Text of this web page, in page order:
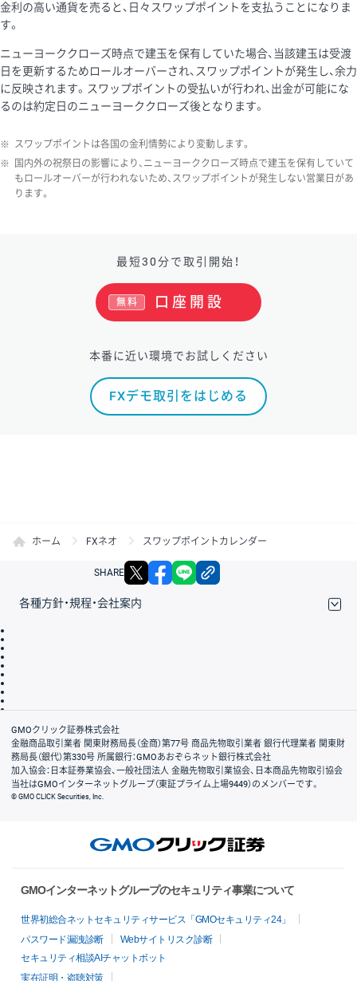
金利の高い通貨を売ると、日々スワップポイントを支払うことになりま
す。
ニューヨーククローズ時点で建玉を保有していた場合、当該建玉は受渡
日を更新するためロールオーバーされ、スワップポイントが発生し、余力
に反映されます。スワップポイントの受払いが行われ、出金が可能にな
るのは約定日のニューヨーククローズ後となります。
※ スワップポイントは各国の金利情勢により変動します。
※
国内外の祝祭日の影響により、ニューヨーククローズ時点で建玉を保有していて
もロールオーバーが行われないため、スワップポイントが発生しない営業日があ
ります。
最短30分で取引開始！
口座開設
無料
本番に近い環境でお試しください
FXデモ取引をはじめる
ホーム FXネオ スワップポイントカレンダー
SHARE X facebook
各種方針・規程・会社案内
会社案内
GMOクリック証券株式会社
金融商品取引業者 関東財務局長（金商）第77号 商品先物取引業者 銀行代理業者 関東財
務局長（銀代）第330号 所属銀行：GMOあおぞらネット銀行株式会社
加入協会：日本証券業協会、一般社団法人 金融先物取引業協会、日本商品先物取引協会
当社はGMOインターネットグループ（東証プライム上場9449）のメンバーです。
© GMO CLICK Securities, Inc.
GMOインターネットグループのセキュリティ事業について
世界初総合ネットセキュリティサービス「GMOセキュリティ24」
パスワード漏洩診断
Webサイトリスク診断
セキュリティ相談AIチャットボット
実在証明・盗聴対策